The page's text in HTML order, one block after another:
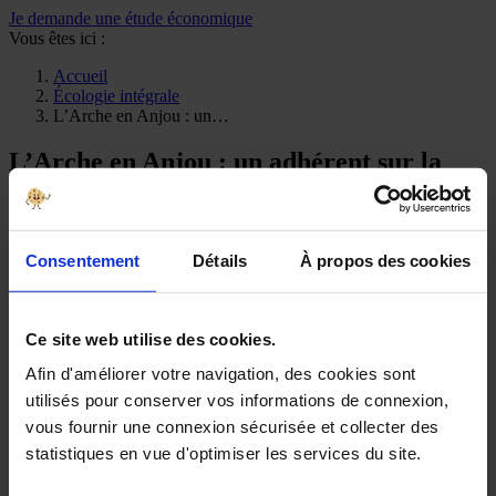
Consentement Détails À propos des cookies
Ce site web utilise des cookies.
Afin d'améliorer votre navigation, des cookies sont
utilisés pour conserver vos informations de connexion,
vous fournir une connexion sécurisée et collecter des
statistiques en vue d'optimiser les services du site.
Je demande une étude économique
Vous êtes ici :
Accueil
Écologie intégrale
L’Arche en Anjou : un…
L’Arche en Anjou : un adhérent sur la
route de l’écologie intégrale
Écologie intégrale
Vers une écologie intégrale à l’Arche en Anjou
Depuis 1978, lacommunauté de l’Arche en Anjou , adhérent du
Cèdre, accueille à la Rebellerie, au cœur des vignes du Haut Layon,
despersonnes en situation de handicap mentaldans unevie
et bénévoles.